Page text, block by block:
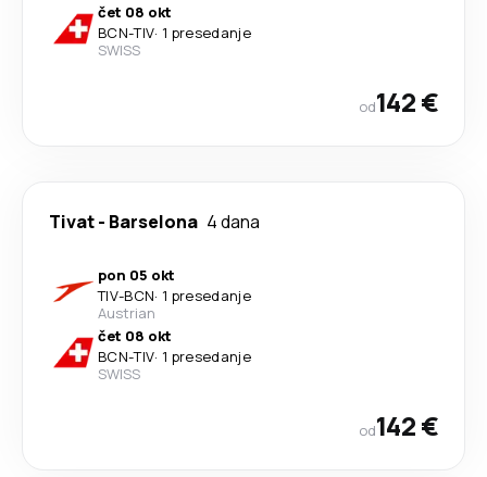
čet 08 okt
BCN-TIV· 1 presedanje
SWISS
od142 €
Tivat- Barselona 4 dana
pon 05 okt
TIV-BCN· 1 presedanje
Austrian
čet 08 okt
BCN-TIV· 1 presedanje
SWISS
od142 €